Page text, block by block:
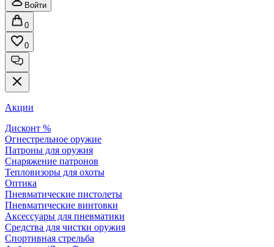
Войти
0
0
Акции
Дисконт %
Огнестрельное оружие
Патроны для оружия
Снаряжение патронов
Тепловизоры для охоты
Оптика
Пневматические пистолеты
Пневматические винтовки
Аксессуары для пневматики
Средства для чистки оружия
Спортивная стрельба